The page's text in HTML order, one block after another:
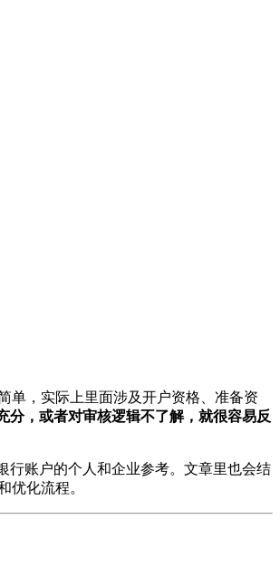
单，实际上里面涉及开户资格、准备资
分，或者对审核逻辑不了解，就很容易反
行账户的个人和企业参考。文章里也会结
优化流程。